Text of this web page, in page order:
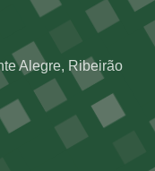
Alegre, Ribeirão